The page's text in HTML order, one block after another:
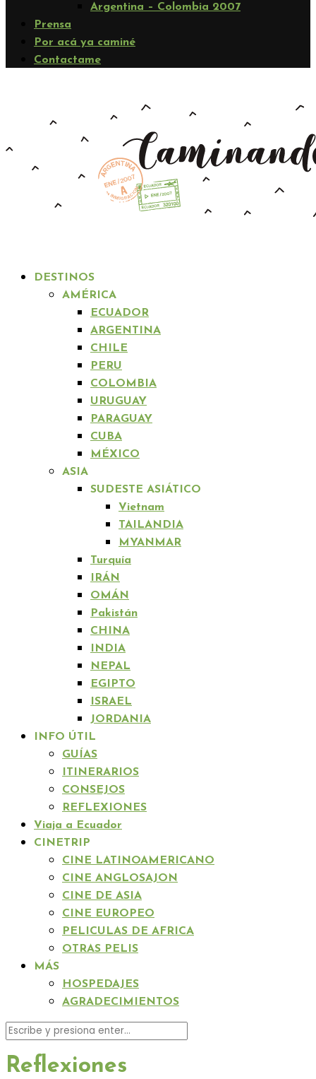
Argentina – Colombia 2007
Prensa
Por acá ya caminé
Contactame
DESTINOS
AMÉRICA
ECUADOR
ARGENTINA
CHILE
PERU
COLOMBIA
URUGUAY
PARAGUAY
CUBA
MÉXICO
ASIA
SUDESTE ASIÁTICO
Vietnam
TAILANDIA
MYANMAR
Turquía
IRÁN
OMÁN
Pakistán
CHINA
INDIA
NEPAL
EGIPTO
ISRAEL
JORDANIA
INFO ÚTIL
GUÍAS
ITINERARIOS
CONSEJOS
REFLEXIONES
Viaja a Ecuador
CINETRIP
CINE LATINOAMERICANO
CINE ANGLOSAJON
CINE DE ASIA
CINE EUROPEO
PELICULAS DE AFRICA
OTRAS PELIS
MÁS
HOSPEDAJES
AGRADECIMIENTOS
Reflexiones